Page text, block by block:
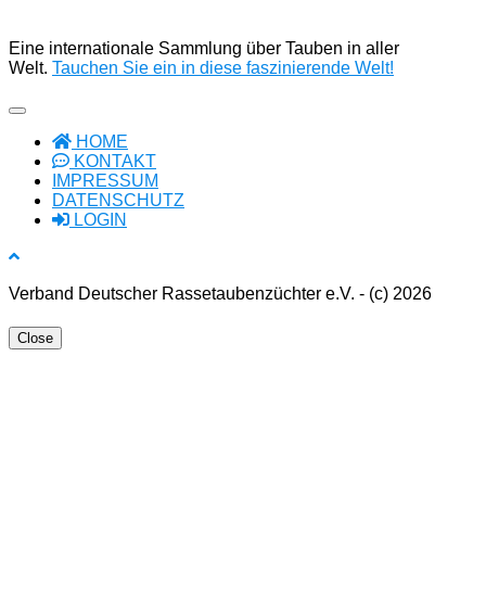
Eine internationale Sammlung über Tauben in aller
Welt. Tauchen Sie ein in diese faszinierende Welt!
HOME
KONTAKT
IMPRESSUM
DATENSCHUTZ
LOGIN
Verband Deutscher Rassetaubenzüchter e.V. - (c) 2026
Close